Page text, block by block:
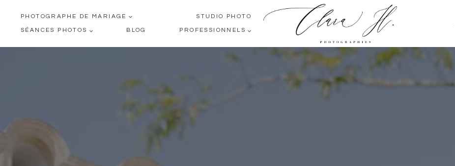
PHOTOGRAPHE DE MARIAGE STUDIO PHOTO
SÉANCES PHOTOS BLOG PROFESSIONNELS